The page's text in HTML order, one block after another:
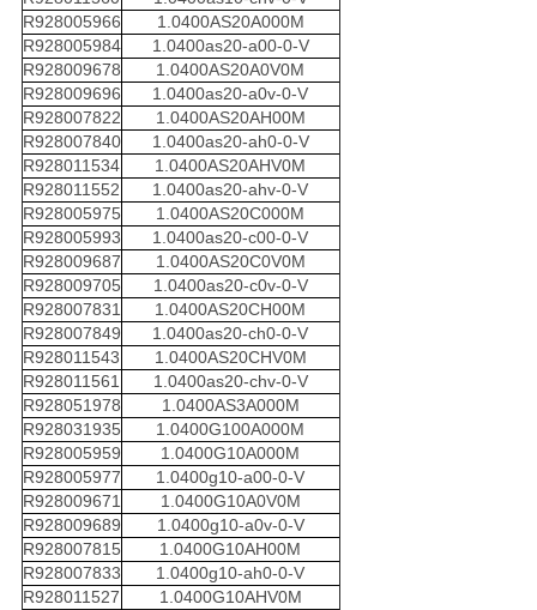
R928005966
1.0400AS20A000M
R928005984
1.0400as20-a00-0-V
R928009678
1.0400AS20A0V0M
R928009696
1.0400as20-a0v-0-V
R928007822
1.0400AS20AH00M
R928007840
1.0400as20-ah0-0-V
R928011534
1.0400AS20AHV0M
R928011552
1.0400as20-ahv-0-V
R928005975
1.0400AS20C000M
R928005993
1.0400as20-c00-0-V
R928009687
1.0400AS20C0V0M
R928009705
1.0400as20-c0v-0-V
R928007831
1.0400AS20CH00M
R928007849
1.0400as20-ch0-0-V
R928011543
1.0400AS20CHV0M
R928011561
1.0400as20-chv-0-V
R928051978
1.0400AS3A000M
R928031935
1.0400G100A000M
R928005959
1.0400G10A000M
R928005977
1.0400g10-a00-0-V
R928009671
1.0400G10A0V0M
R928009689
1.0400g10-a0v-0-V
R928007815
1.0400G10AH00M
R928007833
1.0400g10-ah0-0-V
R928011527
1.0400G10AHV0M